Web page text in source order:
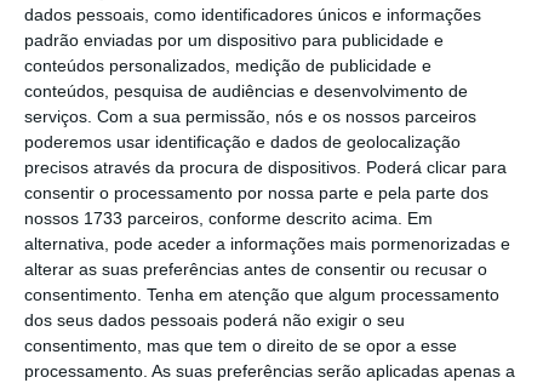
dados pessoais, como identificadores únicos e informações
padrão enviadas por um dispositivo para publicidade e
conteúdos personalizados, medição de publicidade e
conteúdos, pesquisa de audiências e desenvolvimento de
serviços. Com a sua permissão, nós e os nossos parceiros
poderemos usar identificação e dados de geolocalização
precisos através da procura de dispositivos. Poderá clicar para
consentir o processamento por nossa parte e pela parte dos
nossos 1733 parceiros, conforme descrito acima. Em
alternativa, pode aceder a informações mais pormenorizadas e
alterar as suas preferências antes de consentir ou recusar o
consentimento. Tenha em atenção que algum processamento
dos seus dados pessoais poderá não exigir o seu
consentimento, mas que tem o direito de se opor a esse
processamento. As suas preferências serão aplicadas apenas a
“Às 07h00 [locais, 05h00 em Lisboa] do dia 1
de janeiro de 2025, o Acordo de Interação
entre a GTS e a Gazprom para pontos físicos
de interligação entre os sistemas de
transporte de gás da Ucrânia e da Rússia,
datado de 30 de janeiro, expirou”, explicou o
operador, em comunicado.
“Assim, o transporte de gás natural do ponto
de entrada de Sudzha, na fronteira leste da